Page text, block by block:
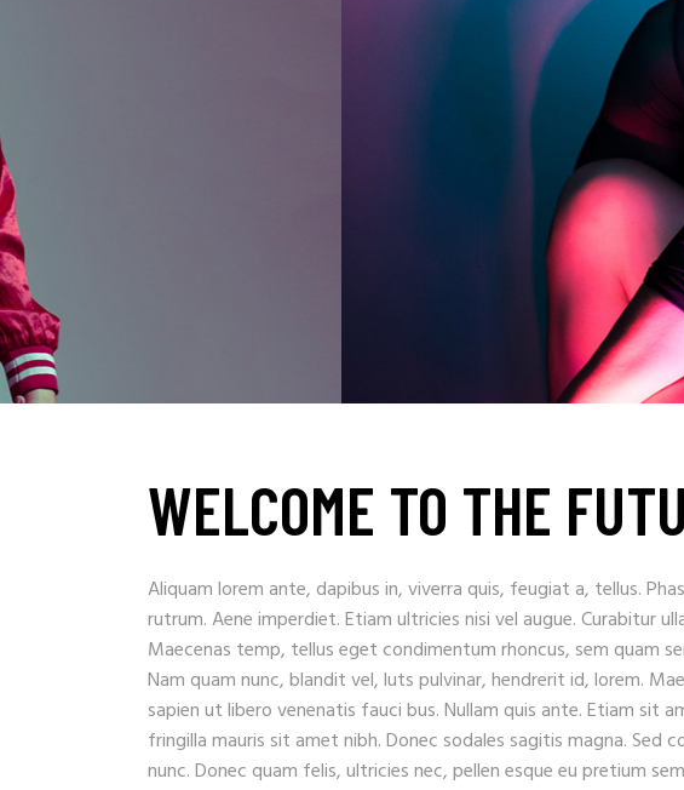
WELCOME TO THE
Aliquam lorem ante, dapibus in, viverra quis, feugiat a, tellus.
rutrum. Aene imperdiet. Etiam ultricies nisi vel augue. Curabitur
Maecenas temp, tellus eget condimentum rhoncus, sem quam
Nam quam nunc, blandit vel, luts pulvinar, hendrerit id, lorem.
sapien ut libero venenatis fauci bus. Nullam quis ante. Etiam sit
fringilla mauris sit amet nibh. Donec sodales sagitis magna. Sed
nunc. Donec quam felis, ultricies nec, pellen esque eu pretium